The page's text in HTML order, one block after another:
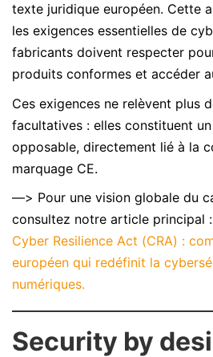
texte juridique européen. Cette
les exigences essentielles de
fabricants doivent respecter
produits conformes et accéder
Ces exigences ne relèvent plus
facultatives : elles constituent
opposable, directement lié à la
marquage CE.
—> Pour une vision globale du
consultez notre article principal :
Cyber Resilience Act (CRA) :
européen qui redéfinit la
numériques.
Security by